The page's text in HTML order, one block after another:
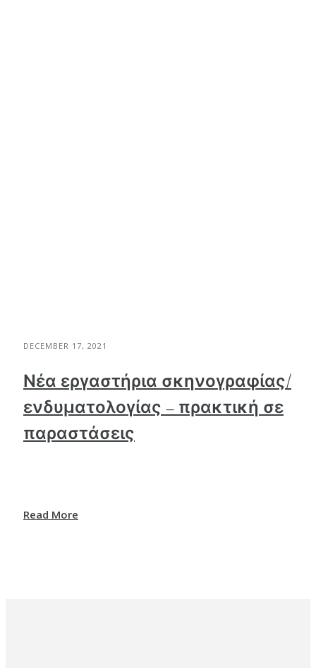
DECEMBER 17, 2021
Νέα εργαστήρια σκηνογραφίας/
ενδυματολογίας – πρακτική σε
παραστάσεις
Read More